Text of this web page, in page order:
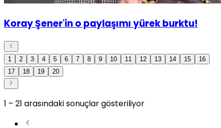
Koray Şener'in o paylaşımı yürek burktu!
1 2 3 4 5 6 7 8 9 10 11 12 13 14 15
16
17
18 19 20
1 – 21 arasındaki sonuçlar gösteriliyor